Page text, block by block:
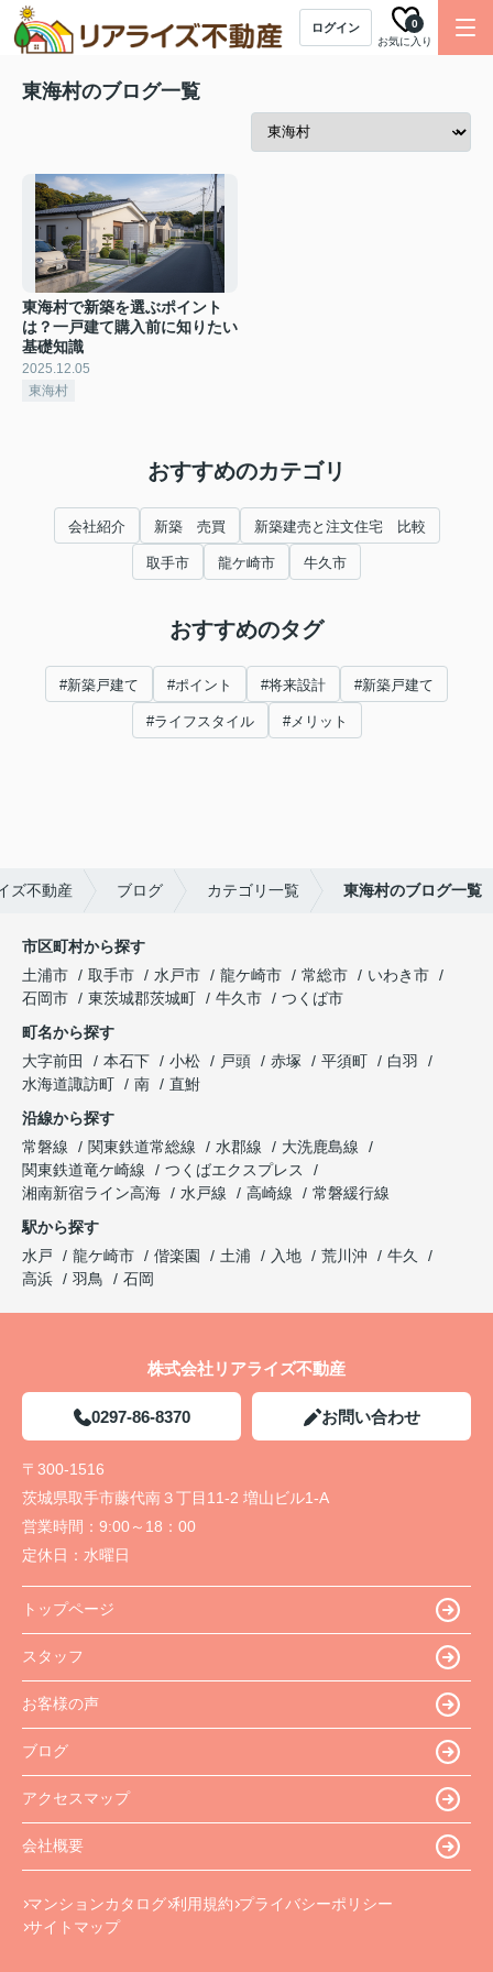
ログイン
お気に入り
0
東海村のブログ一覧
東海村で新築を選ぶポイント
は？一戸建て購入前に知りたい
基礎知識
2025.12.05
東海村
おすすめのカテゴリ
会社紹介 新築 売買 新築建売と注文住宅 比較
取手市 龍ケ崎市 牛久市
おすすめのタグ
#新築戸建て #ポイント #将来設計 #新築戸建て
#ライフスタイル #メリット
ズ不動産 ブログ カテゴリ一覧 東海村のブログ一覧
市区町村から探す
土浦市
取手市 水戸市 龍ケ崎市 常総市
いわき市
石岡市
東茨城郡茨城町 牛久市
つくば市
町名から探す
大字前田
本石下 小松 戸頭 赤塚 平須町
白羽
水海道諏訪町
南
直鮒
沿線から探す
常磐線
関東鉄道常総線 水郡線
大洗鹿島線
関東鉄道竜ケ崎線
つくばエクスプレス
湘南新宿ライン高海
水戸線 高崎線
常磐緩行線
駅から探す
水戸
龍ケ崎市 偕楽園 土浦 入地 荒川沖
牛久
高浜
羽鳥 石岡
株式会社リアライズ不動産
0297-86-8370 お問い合わせ
〒300-1516
茨城県取手市藤代南３丁目11-2 増山ビル1-A
営業時間： 9:00～18：00
定休日： 水曜日
トップページ
スタッフ
お客様の声
ブログ
アクセスマップ
会社概要
マンションカタログ 利用規約 プライバシーポリシー
サイトマップ